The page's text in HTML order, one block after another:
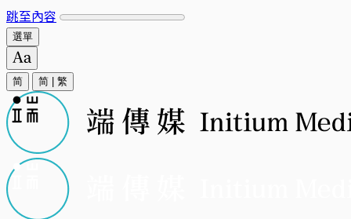
跳至內容
選單
简 简 繁